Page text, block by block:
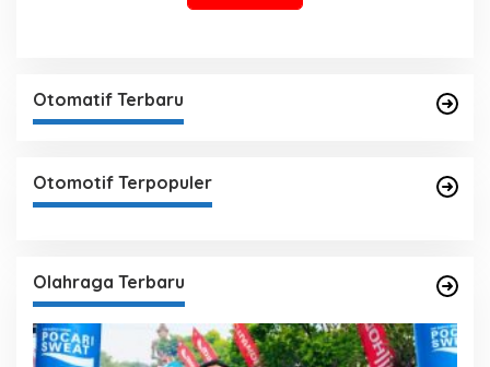
Otomatif Terbaru
Otomotif Terpopuler
Olahraga Terbaru